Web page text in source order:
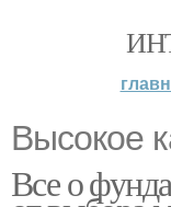
Высокое
Все о